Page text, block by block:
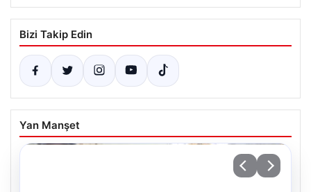
Bizi Takip Edin
Yan Manşet